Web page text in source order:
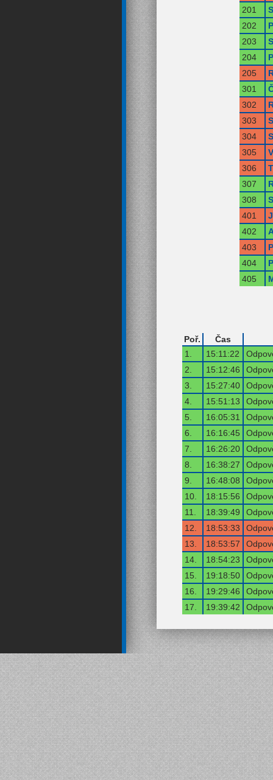
201
202
203
204
205
301
302
303
304
305
306
307
308
401
402
403
404
405
Poř.
Čas
1.
15:11:22
2.
15:12:46
3.
15:27:40
4.
15:51:13
5.
16:05:31
6.
16:16:45
7.
16:26:20
8.
16:38:27
9.
16:48:08
10.
18:15:56
11.
18:39:49
12.
18:53:33
13.
18:53:57
14.
18:54:23
15.
19:18:50
16.
19:29:46
17.
19:39:42